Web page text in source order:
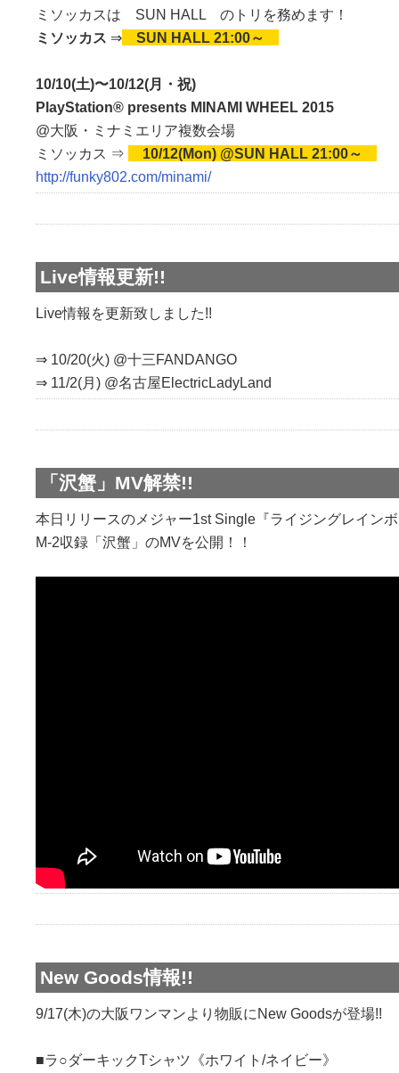
ミソッカスは SUN HALL のトリを務めます！
ミソッカス ⇒ SUN HALL 21:00～
10/10(土)〜10/12(月・祝)
PlayStation® presents MINAMI WHEEL 2015
@大阪・ミナミエリア複数会場
ミソッカス ⇒
10/12(Mon) @SUN HALL 21:00～
http://funky802.com/minami/
Live情報更新!!
Live情報を更新致しました!!
⇒ 10/20(火) @十三FANDANGO
⇒ 11/2(月) @名古屋ElectricLadyLand
「沢蟹」MV解禁!!
本日リリースのメジャー1st Single『ライジングレイン
M-2収録「沢蟹」のMVを公開！！
New Goods情報!!
9/17(木)の大阪ワンマンより物販にNew Goodsが登場!!
■ラ○ダーキックTシャツ《ホワイト/ネイビー》